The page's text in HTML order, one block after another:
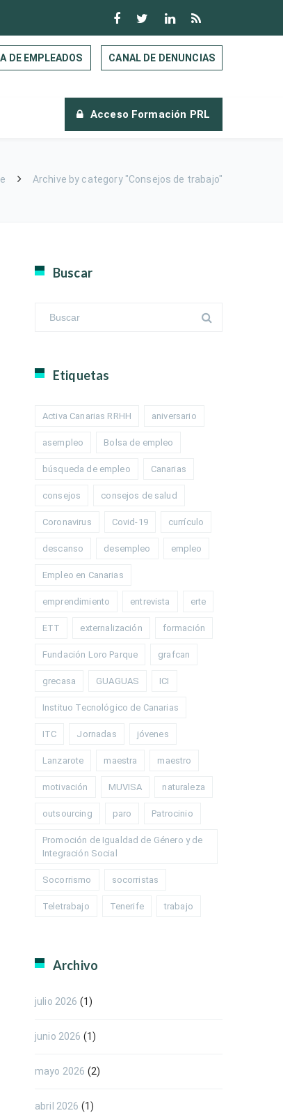
DE EMPLEADOS CANAL DE DENUNCIAS
Acceso Formación PRL
Archive by category "Consejos de trabajo"
Buscar
Etiquetas
Activa Canarias RRHH aniversario
asempleo Bolsa de empleo
búsqueda de empleo Canarias
consejos consejos de salud
Coronavirus Covid-19 currículo
descanso desempleo empleo
Empleo en Canarias
emprendimiento entrevista erte
ETT externalización formación
Fundación Loro Parque grafcan
grecasa GUAGUAS ICI
Instituo Tecnológico de Canarias
ITC Jornadas jóvenes
Lanzarote maestra maestro
motivación MUVISA naturaleza
outsourcing paro Patrocinio
Promoción de Igualdad de Género y de
Integración Social
Socorrismo socorristas
Teletrabajo Tenerife trabajo
Archivo
julio 2026 (1)
junio 2026 (1)
mayo 2026 (2)
abril 2026 (1)